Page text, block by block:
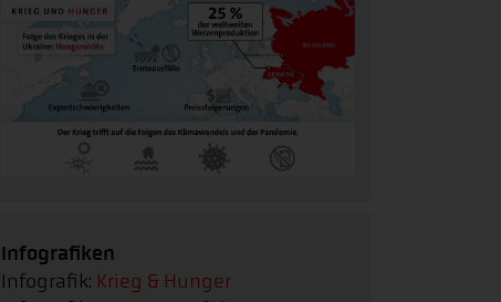
Infografiken
Infografik: Krieg & Hunger